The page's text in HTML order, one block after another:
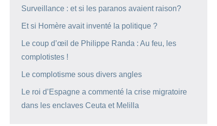
Surveillance : et si les paranos avaient raison?
Et si Homère avait inventé la politique ?
Le coup d’œil de Philippe Randa : Au feu, les
complotistes !
Le complotisme sous divers angles
Le roi d’Espagne a commenté la crise migratoire
dans les enclaves Ceuta et Melilla